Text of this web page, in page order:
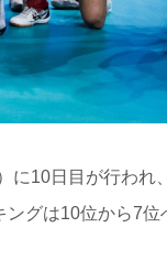
10日目が行われ
グは10位から7